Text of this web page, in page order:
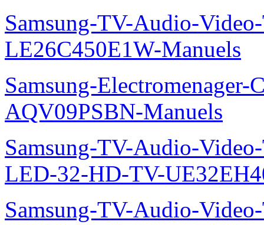
Samsung-TV-Audio-
LE26C450E1W-Manuels
Samsung-
AQV09PSBN-Manuels
Samsung-TV-Audio-
LED-32-HD-TV-
Samsung-TV-Audio-